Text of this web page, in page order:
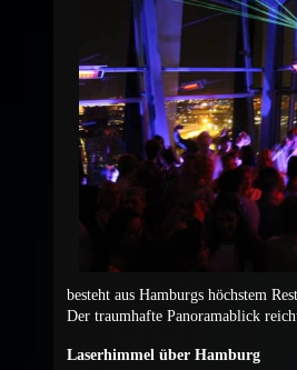
besteht aus Hamburgs höchstem
Der traumhafte Panoramablick
Laserhimmel über Hamburg